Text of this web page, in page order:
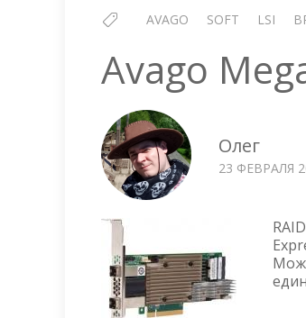
AVAGO SOFT LSI
Avago
Олег
23 ФЕВРАЛЯ